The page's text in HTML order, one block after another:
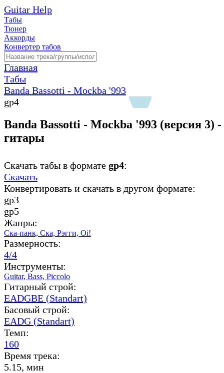
Guitar Help
Табы
Тюнер
Аккорды
Конвертер табов
Главная
Табы
Banda Bassotti - Mockba '993
gp4
Banda Bassotti - Mockba '993 (версия 3)
гитары
Скачать табы в формате gp4:
Скачать
Конвертировать и скачать в другом формате:
gp3
gp5
Жанры:
Ска-панк, Ска, Рэгги, Oi!
Размерность:
4/4
Инструменты:
Guitar, Bass, Piccolo
Гитарный строй:
EADGBE (Standart)
Басовый строй:
EADG (Standart)
Темп:
160
Время трека:
5.15, мин